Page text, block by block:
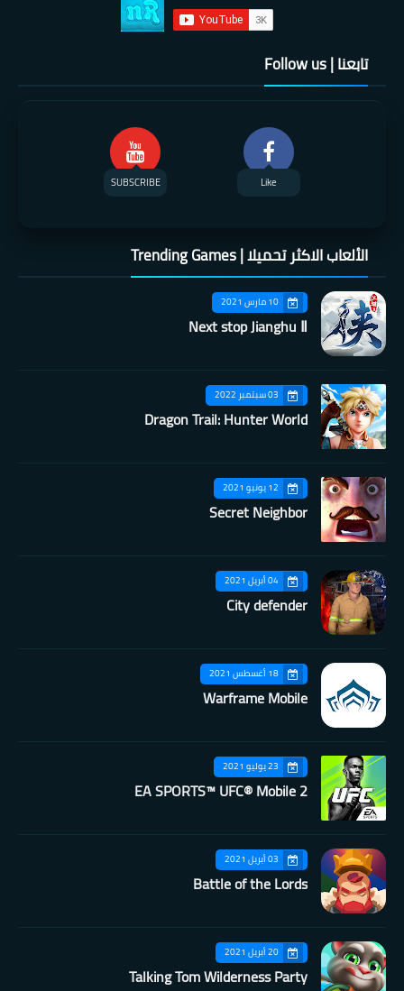
تابعنا | Follow us
Like
SUBSCRIBE
الألعاب الاكثر تحميلا | Trending Games
10 مارس 2021
Next stop Jianghu Ⅱ
03 سبتمبر 2022
Dragon Trail: Hunter World
12 يونيو 2021
Secret Neighbor
04 أبريل 2021
City defender
18 أغسطس 2021
Warframe Mobile
23 يوليو 2021
EA SPORTS™ UFC® Mobile 2
03 أبريل 2021
Battle of the Lords
20 أبريل 2021
Talking Tom Wilderness Party